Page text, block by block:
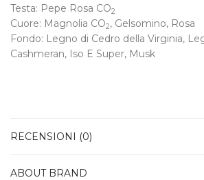
Testa: Pepe Rosa CO2
Cuore: Magnolia CO2, Gelsomino, Rosa
Fondo: Legno di Cedro della Virginia,
Cashmeran, Iso E Super, Musk
RECENSIONI (0)
ABOUT BRAND